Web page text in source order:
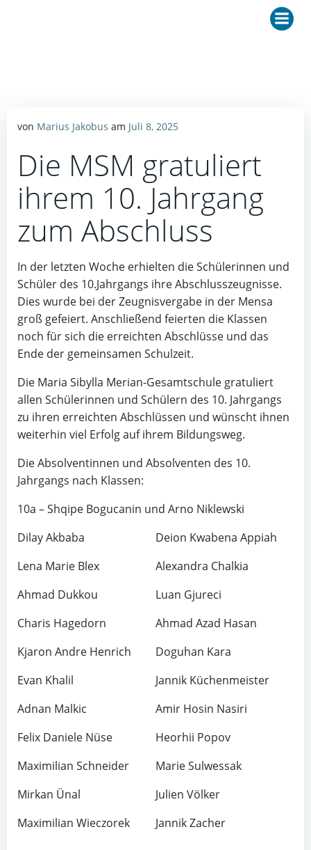
von Marius Jakobus am Juli 8, 2025
Die MSM gratuliert
ihrem 10. Jahrgang
zum Abschluss
In der letzten Woche erhielten die Schülerinnen und
Schüler des 10.Jahrgangs ihre Abschlusszeugnisse.
Dies wurde bei der Zeugnisvergabe in der Mensa
groß gefeiert. Anschließend feierten die Klassen
noch für sich die erreichten Abschlüsse und das
Ende der gemeinsamen Schulzeit.
Die Maria Sibylla Merian-Gesamtschule gratuliert
allen Schülerinnen und Schülern des 10. Jahrgangs
zu ihren erreichten Abschlüssen und wünscht ihnen
weiterhin viel Erfolg auf ihrem Bildungsweg.
Die Absolventinnen und Absolventen des 10.
Jahrgangs nach Klassen:
10a – Shqipe Bogucanin und Arno Niklewski
Dilay Akbaba
Deion Kwabena Appiah
Lena Marie Blex
Alexandra Chalkia
Ahmad Dukkou
Luan Gjureci
Charis Hagedorn
Ahmad Azad Hasan
Kjaron Andre Henrich
Doguhan Kara
Evan Khalil
Jannik Küchenmeister
Adnan Malkic
Amir Hosin Nasiri
Felix Daniele Nüse
Heorhii Popov
Maximilian Schneider
Marie Sulwessak
Mirkan Ünal
Julien Völker
Maximilian Wieczorek
Jannik Zacher